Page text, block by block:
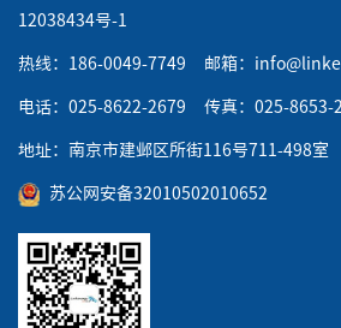
12038434号-1
热线：186-0049-7749 邮箱：
电话：025-8622-2679 传真：025-8653-
地址：南京市建邺区所街116号711-498室
苏公网安备32010502010652